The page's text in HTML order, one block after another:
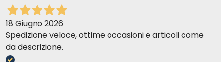
18 Giugno 2026
Spedizione veloce, ottime occasioni e articoli come
da descrizione.